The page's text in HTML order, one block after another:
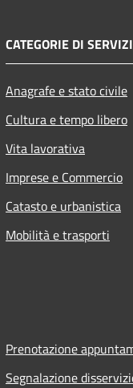
CATEGORIE DI
Anagrafe e stato civile
Cultura e tempo libero
Vita lavorativa
Imprese e Commercio
Catasto e urbanistica
Mobilità e trasporti
Prenotazione
Segnalazione